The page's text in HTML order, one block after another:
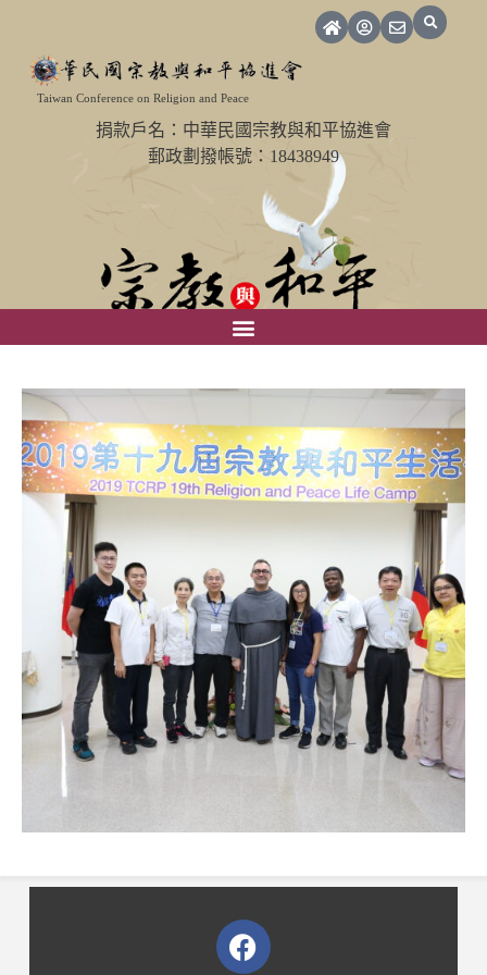
Taiwan Conference on Religion and Peace
捐款戶名：中華民國宗教與和平協進會
郵政劃撥帳號：18438949